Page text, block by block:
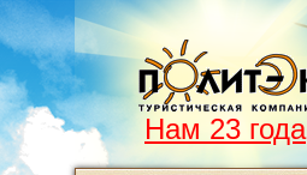
Нам 23 года